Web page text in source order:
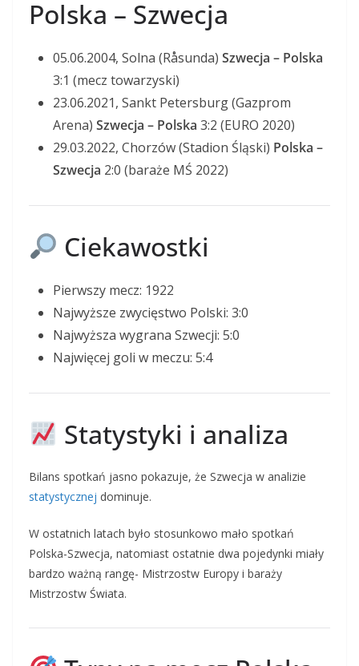
Polska – Szwecja
05.06.2004, Solna (Råsunda) Szwecja – Polska
3:1 (mecz towarzyski)
23.06.2021, Sankt Petersburg (Gazprom
Arena) Szwecja – Polska 3:2 (EURO 2020)
29.03.2022, Chorzów (Stadion Śląski) Polska –
Szwecja 2:0 (baraże MŚ 2022)
Ciekawostki
Pierwszy mecz: 1922
Najwyższe zwycięstwo Polski: 3:0
Najwyższa wygrana Szwecji: 5:0
Najwięcej goli w meczu: 5:4
Statystyki i analiza
Bilans spotkań jasno pokazuje, że Szwecja w analizie
statystycznej dominuje.
W ostatnich latach było stosunkowo mało spotkań
Polska-Szwecja, natomiast ostatnie dwa pojedynki miały
bardzo ważną rangę- Mistrzostw Europy i baraży
Mistrzostw Świata.